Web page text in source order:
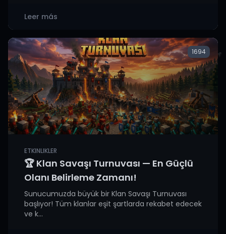
Leer más
1694
ETKINLIKLER
🏆 Klan Savaşı Turnuvası — En Güçlü
Olanı Belirleme Zamanı!
Sunucumuzda büyük bir Klan Savaşı Turnuvası
başlıyor! Tüm klanlar eşit şartlarda rekabet edecek
ve k...